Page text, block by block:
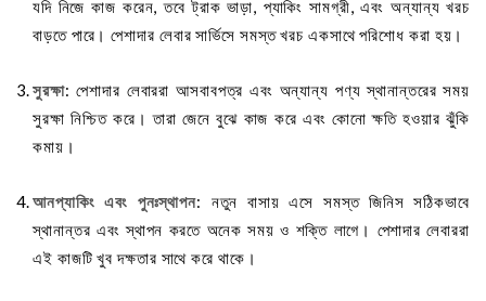
যদি নিজে কাজ করেন, তবে ট্রাক ভাড়া, প্যাকিং সামগ্রী, এবং অন্যান্য খরচ
বাড়তে পারে। পেশাদার লেবার সার্ভিসে সমস্ত খরচ একসাথে পরিশোধ করা হয়।
সুরক্ষা: পেশাদার লেবাররা আসবাবপত্র এবং অন্যান্য পণ্য স্থানান্তরের সময়
সুরক্ষা নিশ্চিত করে। তারা জেনে বুঝে কাজ করে এবং কোনো ক্ষতি হওয়ার ঝুঁকি
কমায়।
আনপ্যাকিং এবং পুনঃস্থাপন: নতুন বাসায় এসে সমস্ত জিনিস সঠিকভাবে
স্থানান্তর এবং স্থাপন করতে অনেক সময় ও শক্তি লাগে। পেশাদার লেবাররা
এই কাজটি খুব দক্ষতার সাথে করে থাকে।